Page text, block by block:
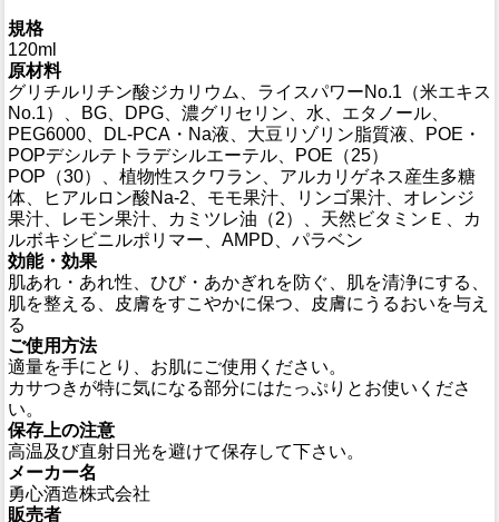
規格
120ml
原材料
グリチルリチン酸ジカリウム、ライスパワーNo.1（米エキス
No.1）、BG、DPG、濃グリセリン、水、エタノール、
PEG6000、DL-PCA・Na液、大豆リゾリン脂質液、POE・
POPデシルテトラデシルエーテル、POE（25）
POP（30）、植物性スクワラン、アルカリゲネス産生多糖
体、ヒアルロン酸Na-2、モモ果汁、リンゴ果汁、オレンジ
果汁、レモン果汁、カミツレ油（2）、天然ビタミンＥ、カ
ルボキシビニルポリマー、AMPD、パラベン
効能・効果
肌あれ・あれ性、ひび・あかぎれを防ぐ、肌を清浄にする、
肌を整える、皮膚をすこやかに保つ、皮膚にうるおいを与え
る
ご使用方法
適量を手にとり、お肌にご使用ください。
カサつきが特に気になる部分にはたっぷりとお使いくださ
い。
保存上の注意
高温及び直射日光を避けて保存して下さい。
メーカー名
勇心酒造株式会社
販売者